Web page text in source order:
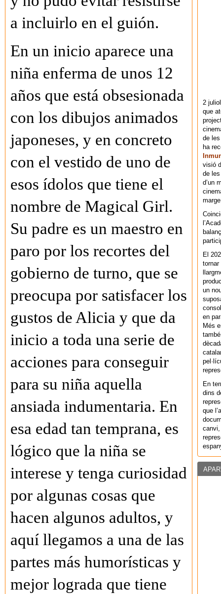
a incluirlo en el guión.
En un inicio aparece una
niña enferma de unos 12
años que está obsesionada
con los dibujos animados
japoneses, y en concreto
con el vestido de uno de
esos ídolos que tiene el
nombre de Magical Girl.
Su padre es un maestro en
paro por los recortes del
gobierno de turno, que se
preocupa por satisfacer los
gustos de Alicia y que da
inicio a toda una serie de
acciones para conseguir
para su niña aquella
ansiada indumentaria. En
esa edad tan temprana, es
lógico que la niña se
interese y tenga curiosidad
por algunas cosas que
hacen algunos adultos, y
aquí llegamos a una de las
partes más humorísticas y
mejor lograda que tiene
2
que
de
ha
visió
de
d’un
El
un
en
Més
En
dins
que
canvi,